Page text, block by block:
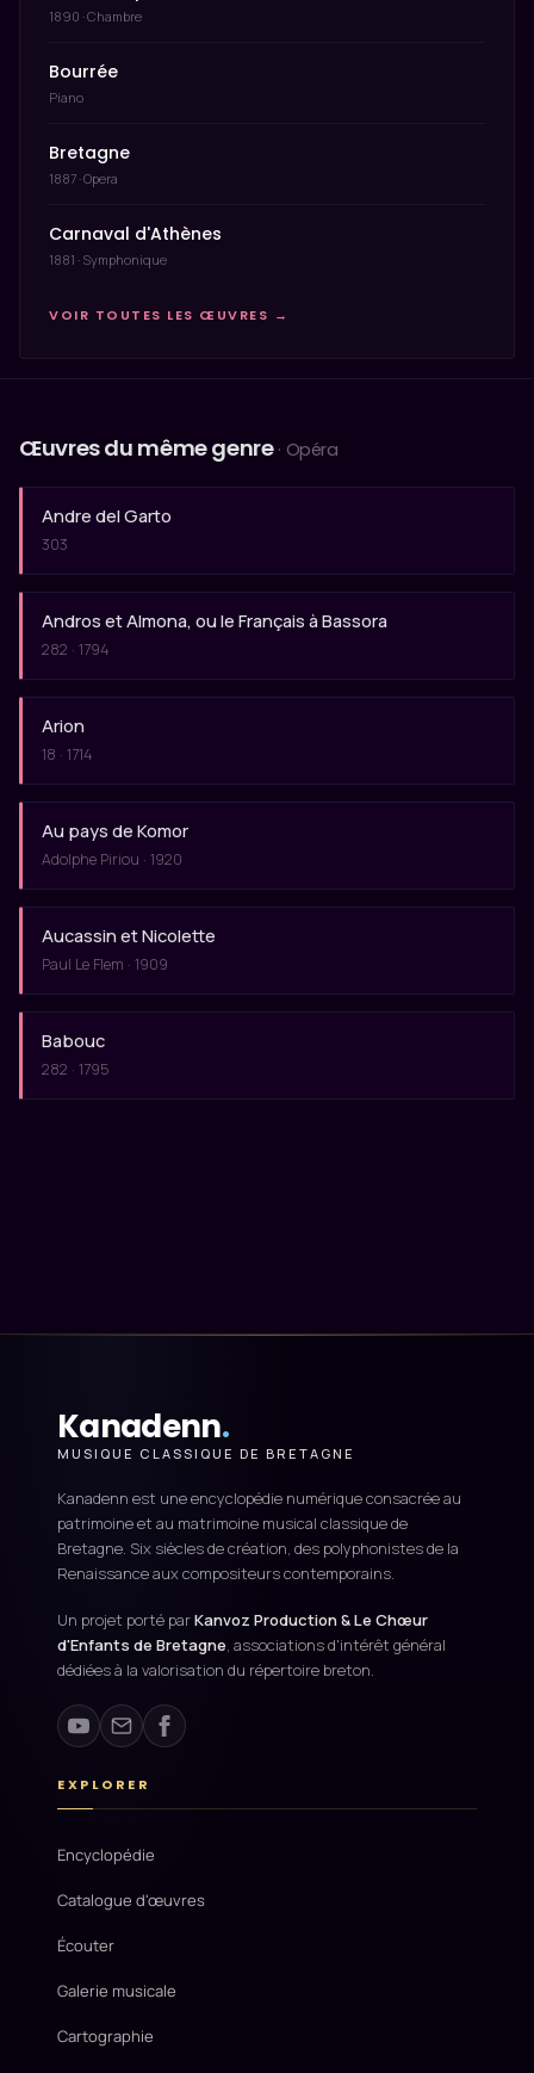
1890 · Chambre
Bourrée
Piano
Bretagne
1887 · Opera
Carnaval d'Athènes
1881 · Symphonique
VOIR TOUTES LES ŒUVRES →
Œuvres du même genre · Opéra
Andre del Garto
303
Andros et Almona, ou le Français à Bassora
282 · 1794
Arion
18 · 1714
Au pays de Komor
Adolphe Piriou · 1920
Aucassin et Nicolette
Paul Le Flem · 1909
Babouc
282 · 1795
Kanadenn.
MUSIQUE CLASSIQUE DE BRETAGNE
Kanadenn est une encyclopédie numérique consacrée au
patrimoine et au matrimoine musical classique de
Bretagne. Six siècles de création, des polyphonistes de la
Renaissance aux compositeurs contemporains.
Un projet porté parKanvoz Production & Le Chœur
d'Enfants de Bretagne, associations d'intérêt général
dédiées à la valorisation du répertoire breton.
EXPLORER
Encyclopédie
Catalogue d'œuvres
Écouter
Galerie musicale
Cartographie